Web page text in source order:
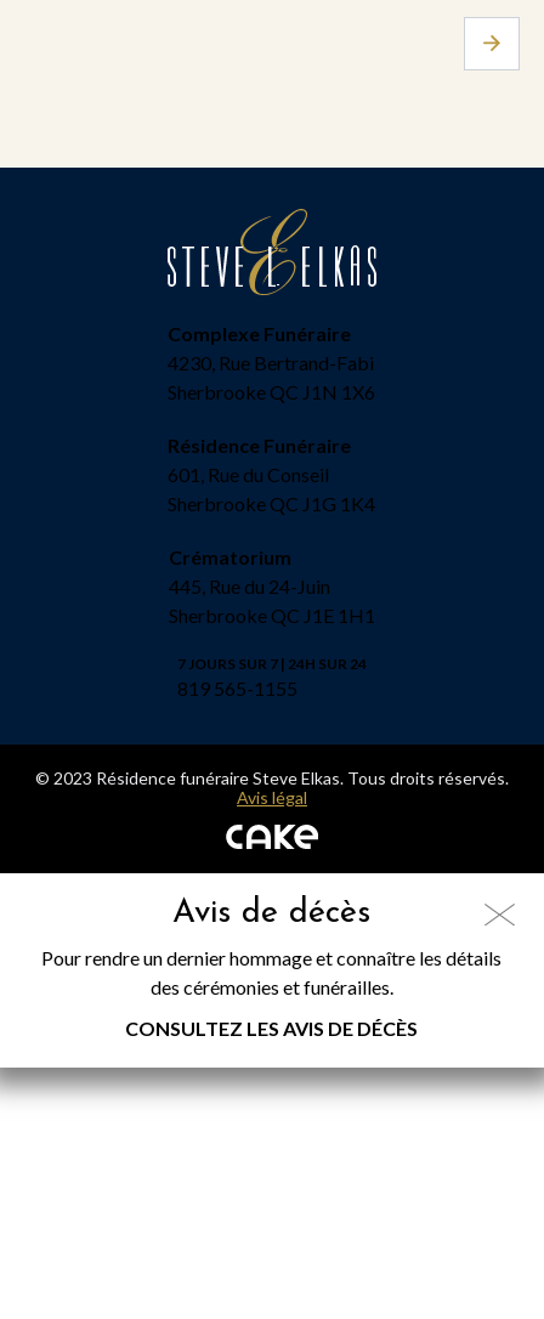
Complexe Funéraire
4230, Rue Bertrand-Fabi
Sherbrooke QC J1N 1X6
Résidence Funéraire
601, Rue du Conseil
Sherbrooke QC J1G 1K4
Crématorium
445, Rue du 24-Juin
Sherbrooke QC J1E 1H1
7 JOURS SUR 7 | 24H SUR 24
819 565-1155
© 2023 Résidence funéraire Steve Elkas. Tous droits réservés.
Avis légal
Avis de décès
Pour rendre un dernier hommage et connaître les détails
des cérémonies et funérailles.
CONSULTEZ LES AVIS DE DÉCÈS